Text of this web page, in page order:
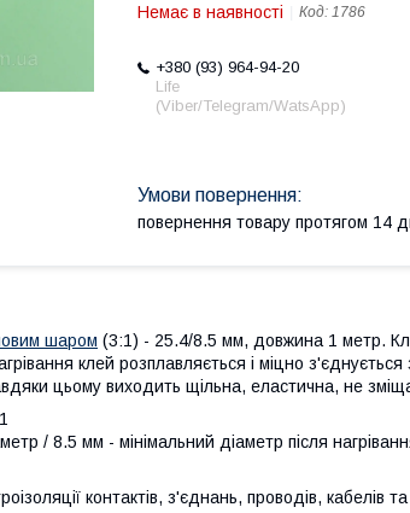
Немає в наявності Код: 1786
+380 (93) 964-94-20
Life
(Viber/Telegram/WatsApp)
повернення товару протягом 14
шаром (3:1) - 25.4/8.5 мм, довжина 1 метр.
клей розплавляється і міцно
цьому виходить щільна, еластична, не
/ 8.5 мм - мінімальний діаметр після
контактів, з'єднань, проводів,